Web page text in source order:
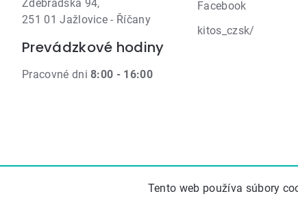
Tento web používa súbory
Zděbradská 94,
251 01 Jažlovice - Říčany
Prevádzkové hodiny
Pracovné dni8:00 - 16:00
Facebook
kitos_czsk/